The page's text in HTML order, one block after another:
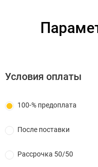
Условия оплаты
100-% предоплата
После поставки
Рассрочка 50/50